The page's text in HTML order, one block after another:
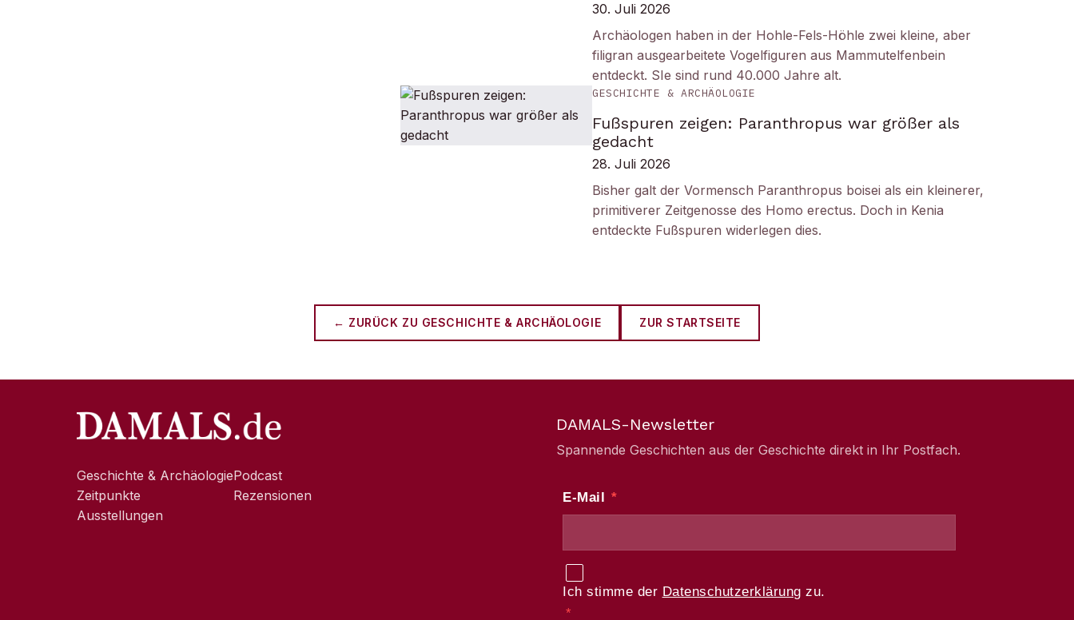
30. Juli 2026
Archäologen haben in der Hohle-Fels-Höhle zwei kleine, aber
filigran ausgearbeitete Vogelfiguren aus Mammutelfenbein
entdeckt. SIe sind rund 40.000 Jahre alt.
GESCHICHTE & ARCHÄOLOGIE
Fußspuren zeigen: Paranthropus war größer als
gedacht
28. Juli 2026
Bisher galt der Vormensch Paranthropus boisei als ein kleinerer,
primitiverer Zeitgenosse des Homo erectus. Doch in Kenia
entdeckte Fußspuren widerlegen dies.
← ZURÜCK ZU GESCHICHTE & ARCHÄOLOGIE ZUR STARTSEITE
Geschichte & Archäologie
Zeitpunkte
Ausstellungen
Podcast
Rezensionen
DAMALS-Newsletter
Spannende Geschichten aus der Geschichte direkt in Ihr Postfach.